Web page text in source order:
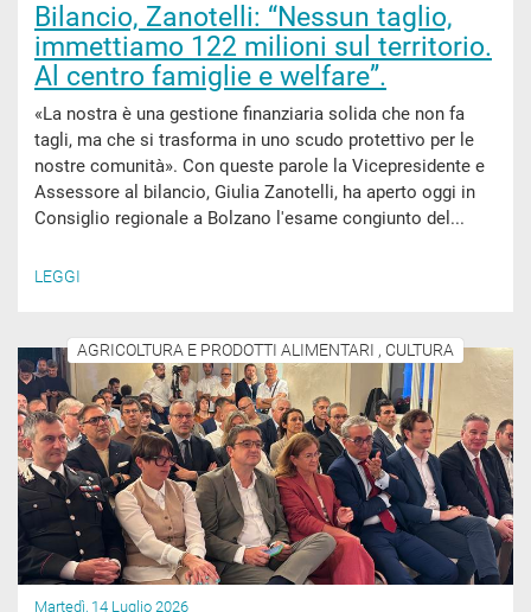
Bilancio, Zanotelli: “Nessun taglio,
immettiamo 122 milioni sul territorio.
Al centro famiglie e welfare”.
«La nostra è una gestione finanziaria solida che non fa
tagli, ma che si trasforma in uno scudo protettivo per le
nostre comunità». Con queste parole la Vicepresidente e
Assessore al bilancio, Giulia Zanotelli, ha aperto oggi in
Consiglio regionale a Bolzano l'esame congiunto del...
LEGGI
AGRICOLTURA E PRODOTTI ALIMENTARI , CULTURA
Martedì, 14 Luglio 2026